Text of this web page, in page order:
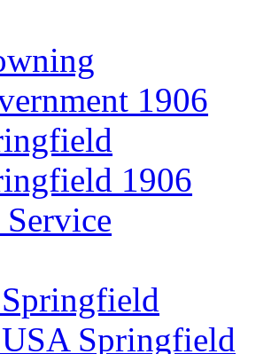
1906
1906
Springfield